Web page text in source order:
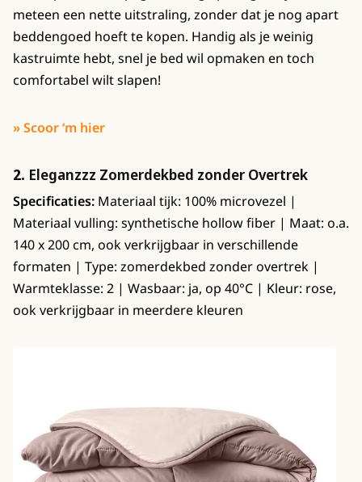
meteen een nette uitstraling, zonder dat je nog apart
beddengoed hoeft te kopen. Handig als je weinig
kastruimte hebt, snel je bed wil opmaken en toch
comfortabel wilt slapen!
» Scoor ‘m hier
2. Eleganzzz Zomerdekbed zonder Overtrek
Specificaties: Materiaal tijk: 100% microvezel |
Materiaal vulling: synthetische hollow fiber | Maat: o.a.
140 x 200 cm, ook verkrijgbaar in verschillende
formaten | Type: zomerdekbed zonder overtrek |
Warmteklasse: 2 | Wasbaar: ja, op 40°C | Kleur: rose,
ook verkrijgbaar in meerdere kleuren